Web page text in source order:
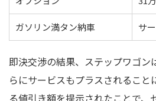
ガソリン満タン納車 サ
即決交渉の結果、ステップワゴン
らにサービスもプラスされること